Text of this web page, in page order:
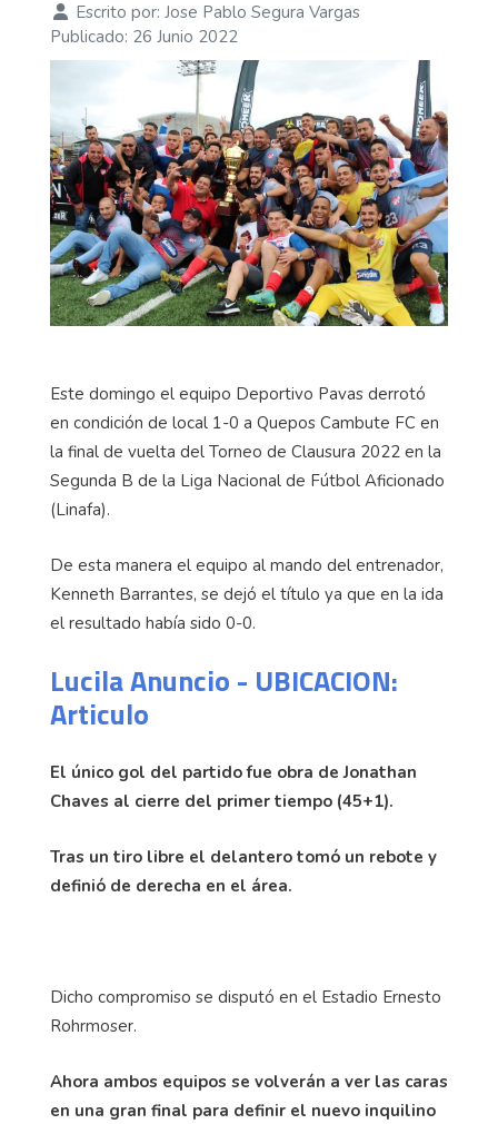
Escrito por: Jose Pablo Segura Vargas
Publicado: 26 Junio 2022
Este domingo el equipo Deportivo Pavas derrotó
en condición de local 1-0 a Quepos Cambute FC en
la final de vuelta del Torneo de Clausura 2022 en la
Segunda B de la Liga Nacional de Fútbol Aficionado
(Linafa).
De esta manera el equipo al mando del entrenador,
Kenneth Barrantes, se dejó el título ya que en la ida
el resultado había sido 0-0.
Lucila Anuncio - UBICACION:
Articulo
El único gol del partido fue obra de Jonathan
Chaves al cierre del primer tiempo (45+1).
Tras un tiro libre el delantero tomó un rebote y
definió de derecha en el área.
Dicho compromiso se disputó en el Estadio Ernesto
Rohrmoser.
Ahora ambos equipos se volverán a ver las caras
en una gran final para definir el nuevo inquilino